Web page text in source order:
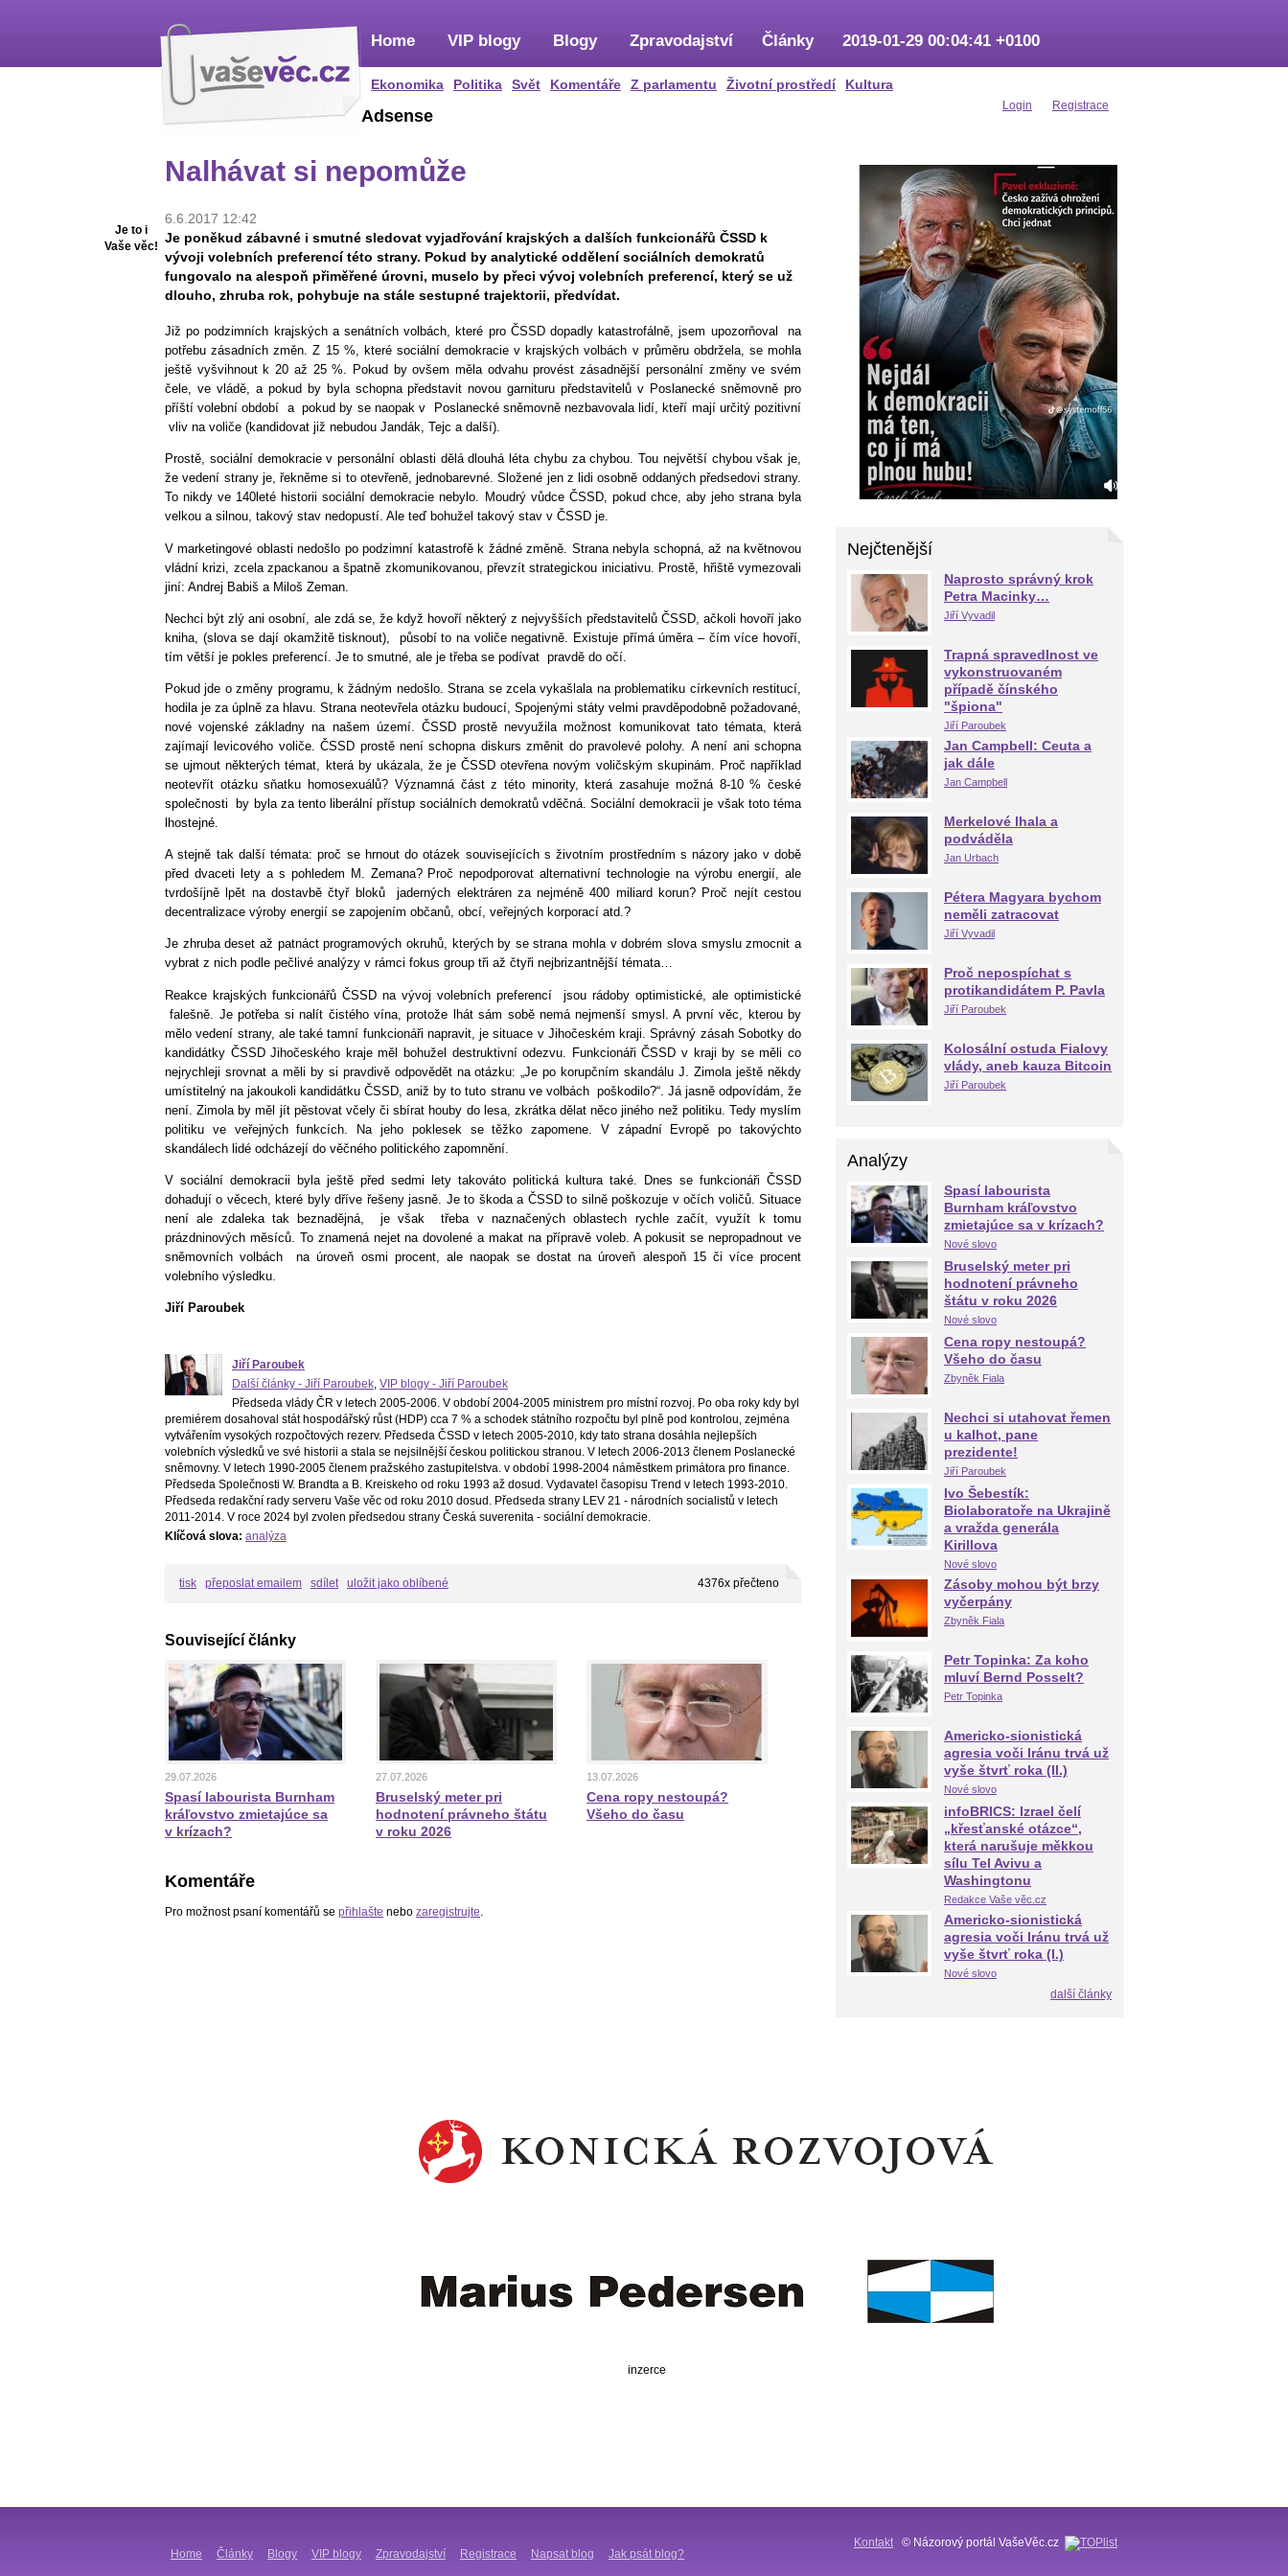
Home
Ekonomika Politika Svět Komentáře Z parlamentu Životní prostředí Kultura
VIP blogy Blogy Zpravodajství Články 2019-01-29 00:04:41 +0100
Login Registrace
Je to i
Vaše věc!
Adsense
Nalhávat si nepomůže
6.6.2017 12:42
Je poněkud zábavné i smutné sledovat vyjadřování krajských a dalších funkcionářů ČSSD k
vývoji volebních preferencí této strany. Pokud by analytické oddělení sociálních demokratů
fungovalo na alespoň přiměřené úrovni, muselo by přeci vývoj volebních preferencí, který se už
dlouho, zhruba rok, pohybuje na stále sestupné trajektorii, předvídat.
Již po podzimních krajských a senátních volbách, které pro ČSSD dopadly katastrofálně, jsem upozorňoval na
potřebu zásadních změn. Z 15 %, které sociální demokracie v krajských volbách v průměru obdržela, se mohla
ještě vyšvihnout k 20 až 25 %. Pokud by ovšem měla odvahu provést zásadnější personální změny ve svém
čele, ve vládě, a pokud by byla schopna představit novou garnituru představitelů v Poslanecké sněmovně pro
příští volební období a pokud by se naopak v Poslanecké sněmovně nezbavovala lidí, kteří mají určitý pozitivní
vliv na voliče (kandidovat již nebudou Jandák, Tejc a další).
Prostě, sociální demokracie v personální oblasti dělá dlouhá léta chybu za chybou. Tou největší chybou však je,
že vedení strany je, řekněme si to otevřeně, jednobarevné. Složené jen z lidi osobně oddaných předsedovi strany.
To nikdy ve 140leté historii sociální demokracie nebylo. Moudrý vůdce ČSSD, pokud chce, aby jeho strana byla
velkou a silnou, takový stav nedopustí. Ale teď bohužel takový stav v ČSSD je.
V marketingové oblasti nedošlo po podzimní katastrofě k žádné změně. Strana nebyla schopná, až na květnovou
vládní krizi, zcela zpackanou a špatně zkomunikovanou, převzít strategickou iniciativu. Prostě, hřiště vymezovali
jiní: Andrej Babiš a Miloš Zeman.
Nechci být zlý ani osobní, ale zdá se, že když hovoří některý z nejvyšších představitelů ČSSD, ačkoli hovoří jako
kniha, (slova se dají okamžitě tisknout), působí to na voliče negativně. Existuje přímá úměra – čím více hovoří,
tím větší je pokles preferencí. Je to smutné, ale je třeba se podívat pravdě do očí.
Pokud jde o změny programu, k žádným nedošlo. Strana se zcela vykašlala na problematiku církevních restitucí,
hodila je za úplně za hlavu. Strana neotevřela otázku budoucí, Spojenými státy velmi pravděpodobně požadované,
nové vojenské základny na našem území. ČSSD prostě nevyužila možnost komunikovat tato témata, která
zajímají levicového voliče. ČSSD prostě není schopna diskurs změnit do pravolevé polohy. A není ani schopna
se ujmout některých témat, která by ukázala, že je ČSSD otevřena novým voličským skupinám. Proč například
neotevřít otázku sňatku homosexuálů? Významná část z této minority, která zasahuje možná 8-10 % české
společnosti by byla za tento liberální přístup sociálních demokratů vděčná. Sociální demokracii je však toto téma
lhostejné.
A stejně tak další témata: proč se hrnout do otázek souvisejících s životním prostředním s názory jako v době
před dvaceti lety a s pohledem M. Zemana? Proč nepodporovat alternativní technologie na výrobu energií, ale
tvrdošíjně lpět na dostavbě čtyř bloků jaderných elektráren za nejméně 400 miliard korun? Proč nejít cestou
decentralizace výroby energií se zapojením občanů, obcí, veřejných korporací atd.?
Je zhruba deset až patnáct programových okruhů, kterých by se strana mohla v dobrém slova smyslu zmocnit a
vybrat z nich podle pečlivé analýzy v rámci fokus group tři až čtyři nejbrizantnější témata…
Reakce krajských funkcionářů ČSSD na vývoj volebních preferencí jsou rádoby optimistické, ale optimistické
falešně. Je potřeba si nalít čistého vína, protože lhát sám sobě nemá nejmenší smysl. A první věc, kterou by
mělo vedení strany, ale také tamní funkcionáři napravit, je situace v Jihočeském kraji. Správný zásah Sobotky do
kandidátky ČSSD Jihočeského kraje měl bohužel destruktivní odezvu. Funkcionáři ČSSD v kraji by se měli co
nejrychleji srovnat a měli by si pravdivě odpovědět na otázku: „Je po korupčním skandálu J. Zimola ještě někdy
umístitelný na jakoukoli kandidátku ČSSD, aniž by to tuto stranu ve volbách poškodilo?“. Já jasně odpovídám, že
není. Zimola by měl jít pěstovat včely či sbírat houby do lesa, zkrátka dělat něco jiného než politiku. Tedy myslím
politiku ve veřejných funkcích. Na jeho poklesek se těžko zapomene. V západní Evropě po takovýchto
skandálech lidé odcházejí do věčného politického zapomnění.
V sociální demokracii byla ještě před sedmi lety takováto politická kultura také. Dnes se funkcionáři ČSSD
dohadují o věcech, které byly dříve řešeny jasně. Je to škoda a ČSSD to silně poškozuje v očích voličů. Situace
není ale zdaleka tak beznadějná, je však třeba v naznačených oblastech rychle začít, využít k tomu
prázdninových měsíců. To znamená nejet na dovolené a makat na přípravě voleb. A pokusit se nepropadnout ve
sněmovních volbách na úroveň osmi procent, ale naopak se dostat na úroveň alespoň 15 či více procent
volebního výsledku.
Jiří Paroubek
Jiří Paroubek
Další články - Jiří Paroubek, VIP blogy - Jiří Paroubek
Předseda vlády ČR v letech 2005-2006. V období 2004-2005 ministrem pro místní rozvoj. Po oba roky kdy byl
premiérem dosahoval stát hospodářský růst (HDP) cca 7 % a schodek státního rozpočtu byl plně pod kontrolou, zejména
vytvářením vysokých rozpočtových rezerv. Předseda ČSSD v letech 2005-2010, kdy tato strana dosáhla nejlepších
volebních výsledků ve své historii a stala se nejsilnější českou politickou stranou. V letech 2006-2013 členem Poslanecké
sněmovny. V letech 1990-2005 členem pražského zastupitelstva. v období 1998-2004 náměstkem primátora pro finance.
Předseda Společnosti W. Brandta a B. Kreiskeho od roku 1993 až dosud. Vydavatel časopisu Trend v letech 1993-2010.
Předseda redakční rady serveru Vaše věc od roku 2010 dosud. Předseda strany LEV 21 - národních socialistů v letech
2011-2014. V roce 2024 byl zvolen předsedou strany Česká suverenita - sociální demokracie.
Klíčová slova: analýza
tisk přeposlat emailem sdílet uložit jako oblíbené 4376x přečteno
Související články
29.07.2026
Spasí labourista Burnham
kráľovstvo zmietajúce sa
v krízach?
27.07.2026
Bruselský meter pri
hodnotení právneho štátu
v roku 2026
13.07.2026
Cena ropy nestoupá?
Všeho do času
Komentáře
Pro možnost psaní komentářů se přihlašte nebo zaregistrujte.
Nejčtenější
Naprosto správný krok
Petra Macinky…
Jiří Vyvadil
Trapná spravedlnost ve
vykonstruovaném
případě čínského
"špiona"
Jiří Paroubek
Jan Campbell: Ceuta a
jak dále
Jan Campbell
Merkelové lhala a
podváděla
Jan Urbach
Pétera Magyara bychom
neměli zatracovat
Jiří Vyvadil
Proč nepospíchat s
protikandidátem P. Pavla
Jiří Paroubek
Kolosální ostuda Fialovy
vlády, aneb kauza Bitcoin
Jiří Paroubek
Analýzy
Spasí labourista
Burnham kráľovstvo
zmietajúce sa v krízach?
Nové slovo
Bruselský meter pri
hodnotení právneho
štátu v roku 2026
Nové slovo
Cena ropy nestoupá?
Všeho do času
Zbyněk Fiala
Nechci si utahovat řemen
u kalhot, pane
prezidente!
Jiří Paroubek
Ivo Šebestík:
Biolaboratoře na Ukrajině
a vražda generála
Kirillova
Nové slovo
Zásoby mohou být brzy
vyčerpány
Zbyněk Fiala
Petr Topinka: Za koho
mluví Bernd Posselt?
Petr Topinka
Americko-sionistická
agresia voči Iránu trvá už
vyše štvrť roka (II.)
Nové slovo
infoBRICS: Izrael čelí
„křesťanské otázce“,
která narušuje měkkou
sílu Tel Avivu a
Washingtonu
Redakce Vaše věc.cz
Americko-sionistická
agresia voči Iránu trvá už
vyše štvrť roka (I.)
Nové slovo
další články
inzerce
Home Články Blogy VIP blogy Zpravodajství Registrace Napsat blog Jak psát blog?
Kontakt © Názorový portál VašeVěc.cz